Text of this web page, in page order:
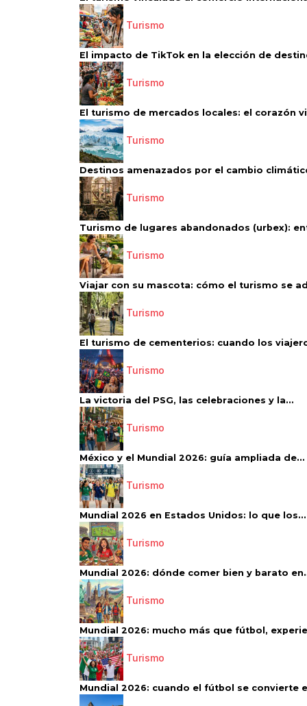
Turismo
El impacto de TikTok en la elección de
Turismo
El turismo de mercados locales: el corazón
Turismo
Destinos amenazados por el cambio
Turismo
Turismo de lugares abandonados (urbex):
Turismo
Viajar con su mascota: cómo el turismo se
Turismo
El turismo de cementerios: cuando los
Turismo
La victoria del PSG, las celebraciones y la...
Turismo
México y el Mundial 2026: guía ampliada de...
Turismo
Mundial 2026 en Estados Unidos: lo que los...
Turismo
Mundial 2026: dónde comer bien y barato
Turismo
Mundial 2026: mucho más que fútbol,
Turismo
Mundial 2026: cuando el fútbol se convierte